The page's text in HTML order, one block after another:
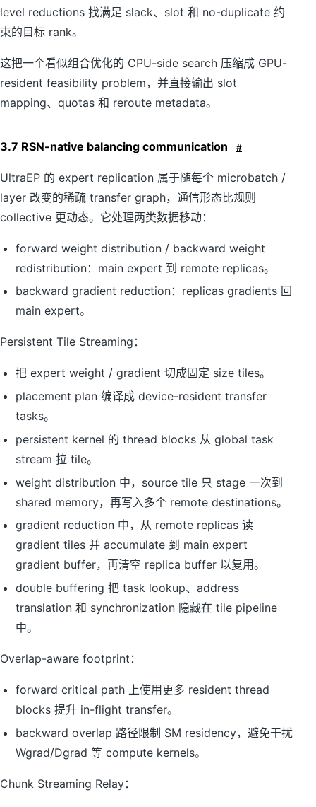
level reductions 找满足 slack、slot 和 no-duplicate 约
束的目标 rank。
这把一个看似组合优化的 CPU-side search 压缩成 GPU-
resident feasibility problem，并直接输出 slot
mapping、quotas 和 reroute metadata。
3.7 RSN-native balancing communication #
UltraEP 的 expert replication 属于随每个 microbatch /
layer 改变的稀疏 transfer graph，通信形态比规则
collective 更动态。它处理两类数据移动：
forward weight distribution / backward weight
redistribution：main expert 到 remote replicas。
backward gradient reduction：replicas gradients 回
main expert。
Persistent Tile Streaming：
把 expert weight / gradient 切成固定 size tiles。
placement plan 编译成 device-resident transfer
tasks。
persistent kernel 的 thread blocks 从 global task
stream 拉 tile。
weight distribution 中，source tile 只 stage 一次到
shared memory，再写入多个 remote destinations。
gradient reduction 中，从 remote replicas 读
gradient tiles 并 accumulate 到 main expert
gradient buffer，再清空 replica buffer 以复用。
double buffering 把 task lookup、address
translation 和 synchronization 隐藏在 tile pipeline
中。
Overlap-aware footprint：
forward critical path 上使用更多 resident thread
blocks 提升 in-flight transfer。
backward overlap 路径限制 SM residency，避免干扰
Wgrad/Dgrad 等 compute kernels。
Chunk Streaming Relay：